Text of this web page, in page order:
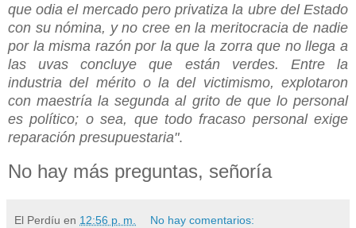
que odia el mercado pero privatiza la ubre del Estado
con su nómina, y no cree en la meritocracia de nadie
por la misma razón por la que la zorra que no llega a
las uvas concluye que están verdes. Entre la
industria del mérito o la del victimismo, explotaron
con maestría la segunda al grito de que lo personal
es político; o sea, que todo fracaso personal exige
reparación presupuestaria".
No hay más preguntas, señoría
El Perdíu en 12:56 p. m. No hay comentarios: